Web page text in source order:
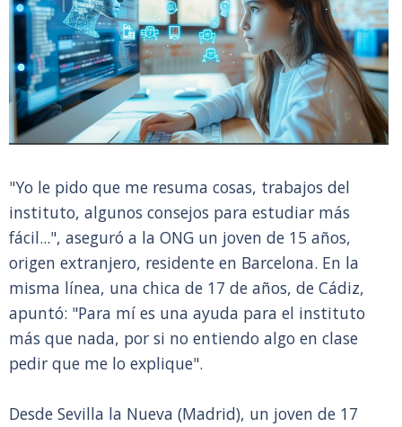
"Yo le pido que me resuma cosas, trabajos del
instituto, algunos consejos para estudiar más
fácil...", aseguró a la ONG un joven de 15 años,
origen extranjero, residente en Barcelona. En la
misma línea, una chica de 17 de años, de Cádiz,
apuntó: "Para mí es una ayuda para el instituto
más que nada, por si no entiendo algo en clase
pedir que me lo explique".
Desde Sevilla la Nueva (Madrid), un joven de 17